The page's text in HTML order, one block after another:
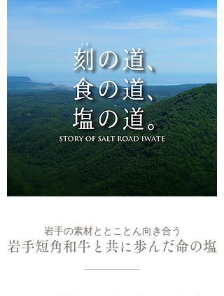
岩手の素材ととことん向き合う
岩手短角和牛と共に歩んだ命の塩